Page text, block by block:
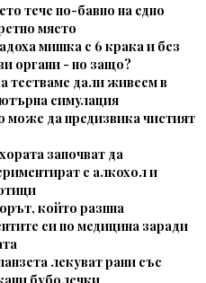
тече по-бавно на едно
място
мишка с 6 крака и без
органи - но защо?
тестваме дали живеем в
симулация
може да предизвика чистият
започват да
с алкохол и
който разпна
си по медицина заради
лекуват рани със